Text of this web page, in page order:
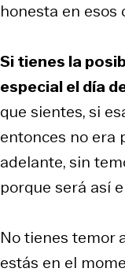
honesta en esos
Si tienes la
especial el día
que sientes, si
entonces no era
adelante, sin
porque será así
No tienes temor
estás en el